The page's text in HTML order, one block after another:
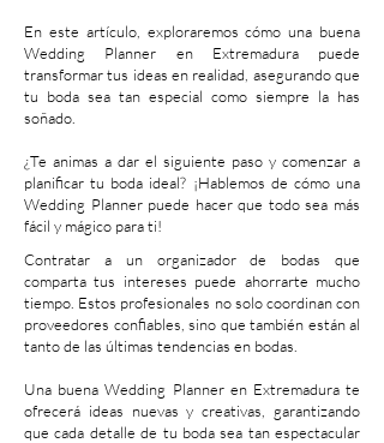
En este artículo, exploraremos cómo una buena
Wedding Planner en Extremadura puede
transformar tus ideas en realidad, asegurando que
tu boda sea tan especial como siempre la has
soñado.
¿Te animas a dar el siguiente paso y comenzar a
planificar tu boda ideal? ¡Hablemos de cómo una
Wedding Planner puede hacer que todo sea más
fácil y mágico para ti!
Contratar a un organizador de bodas que
comparta tus intereses puede ahorrarte mucho
tiempo. Estos profesionales no solo coordinan con
proveedores confiables, sino que también están al
tanto de las últimas tendencias en bodas.
Una buena Wedding Planner en Extremadura te
ofrecerá ideas nuevas y creativas, garantizando
que cada detalle de tu boda sea tan espectacular